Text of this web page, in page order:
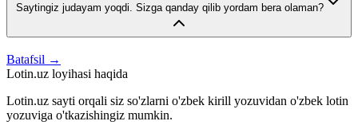
Saytingiz judayam yoqdi. Sizga qanday qilib yordam bera olaman?
Batafsil →
Lotin.uz loyihasi haqida
Lotin.uz sayti orqali siz so'zlarni o'zbek kirill yozuvidan o'zbek lotin
yozuviga o'tkazishingiz mumkin.